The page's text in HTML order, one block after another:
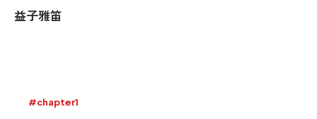
益子雅笛
#chapter1